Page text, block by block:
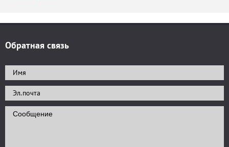
Обратная связь